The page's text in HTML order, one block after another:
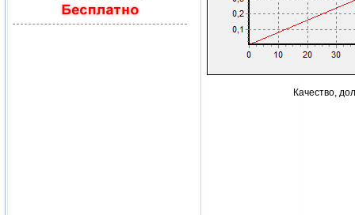
Качество,